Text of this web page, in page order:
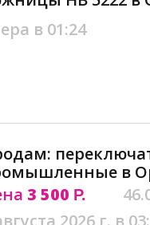
в 01:24
в
3 500 Р.
2026 г. в